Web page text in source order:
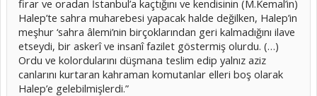
firar ve oradan İstanbul’a kaçtığını ve kendisinin (M.Kemal’in)
Halep’te sahra muharebesi yapacak halde değilken, Halep’in
meşhur ‘sahra âlemi’nin birçoklarından geri kalmadığını ilave
etseydi, bir askerî ve insanî fazilet göstermiş olurdu. (…)
Ordu ve kolordularını düşmana teslim edip yalnız aziz
canlarını kurtaran kahraman komutanlar elleri boş olarak
Halep’e gelebilmişlerdi.”